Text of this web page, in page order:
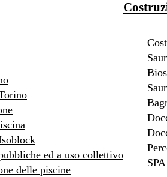
ed a uso collettivo
delle piscine
SPA